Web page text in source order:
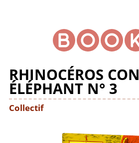
RHINOCÉROS
ÉLÉPHANT N° 3
Collectif